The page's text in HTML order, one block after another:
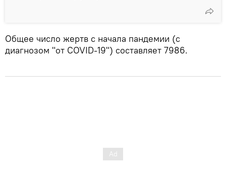
Общее число жертв с начала пандемии (с
диагнозом "от COVID-19") составляет 7986.